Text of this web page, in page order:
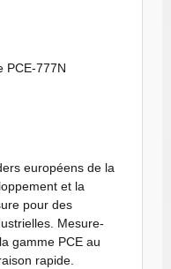
PCE-777N
européens de la
et la
pour des
Mesure-
gamme PCE au
rapide.